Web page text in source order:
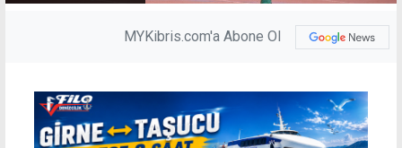
MYKibris.com'a Abone Ol